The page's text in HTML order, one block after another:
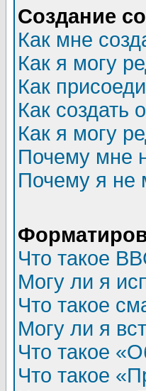
Создание
Как мне
Как я могу
Как
Как создать
Как я могу
Почему мне
Почему я не
Что такое
Могу ли я
Что такое
Могу ли я
Что такое
Что такое